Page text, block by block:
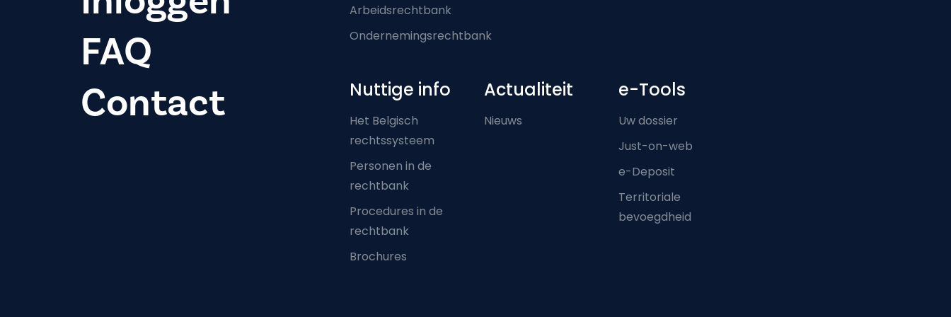
FAQ
Contact
Arbeidsrechtbank
Ondernemingsrechtbank
Nuttige info
Het Belgisch
rechtssysteem
Personen in de
rechtbank
Procedures in de
rechtbank
Brochures
Actualiteit
Nieuws
e-Tools
Uw dossier
Just-on-web
e-Deposit
Territoriale
bevoegdheid